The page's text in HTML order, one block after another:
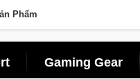
Phẩm
Gaming Gear